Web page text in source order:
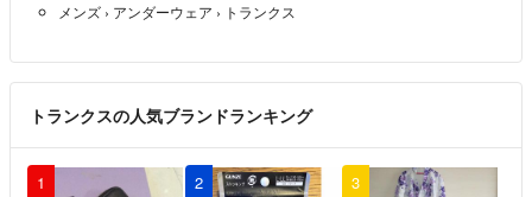
メンズ › アンダーウェア › トランクス
トランクスの人気ブランドランキング
1 2 3